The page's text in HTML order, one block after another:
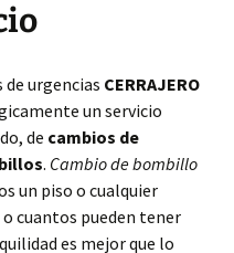
urgencias CERRAJERO
un servicio
de cambios de
. Cambio de bombillo
un piso o cualquier
cuantos pueden tener
es mejor que lo